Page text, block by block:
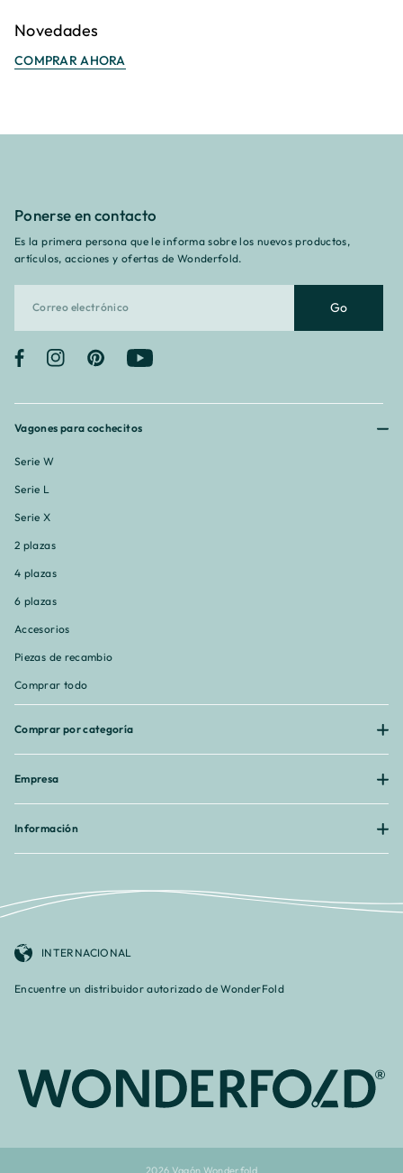
Novedades
COMPRAR AHORA
Vagones para cochecitos
Serie W
Serie L
Serie X
2 plazas
4 plazas
6 plazas
Accesorios
Piezas de recambio
Comprar todo
Comprar por categoría
Empresa
Información
Ponerse en contacto
Es la primera persona que le informa sobre los nuevos productos,
artículos, acciones y ofertas de Wonderfold.
Go
FacebookInstagramPinterest YouTube
INTERNACIONAL
Encuentre un distribuidor autorizado de WonderFold
2026 Vagón Wonderfold